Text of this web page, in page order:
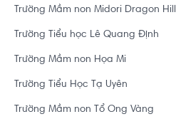
Trường Mầm non Midori Dragon Hill
Trường Tiểu học Lê Quang Định
Trường Mầm non Họa Mi
Trường Tiểu Học Tạ Uyên
Trường Mầm non Tổ Ong Vàng